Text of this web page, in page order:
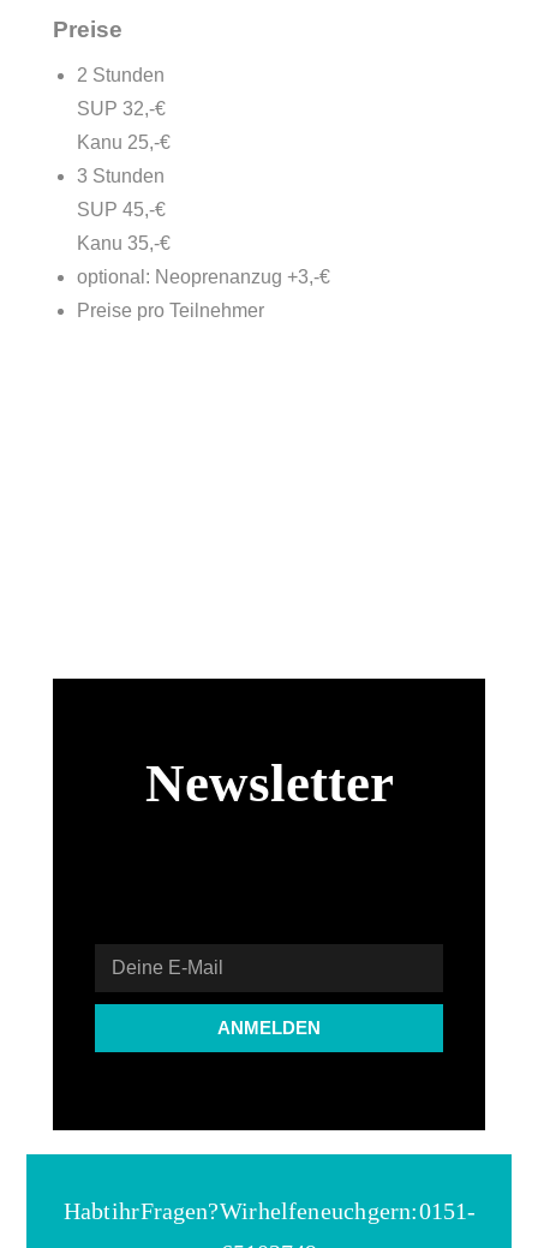
Preise
2 Stunden
SUP 32,-€
Kanu 25,-€
3 Stunden
SUP 45,-€
Kanu 35,-€
optional: Neoprenanzug +3,-€
Preise pro Teilnehmer
Newsletter
ANMELDEN
Habt ihr Fragen? Wir helfen euch gern: 0151-